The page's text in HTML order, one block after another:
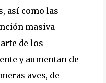
así como las
masiva
de los
y aumentan de
aves, de